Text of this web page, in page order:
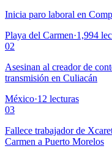
Inicia paro laboral en
Playa del Carmen·1,994
02
Asesinan al creador de
transmisión en Culiacán
México·12 lecturas
03
Fallece trabajador de
Carmen a Puerto Morelos